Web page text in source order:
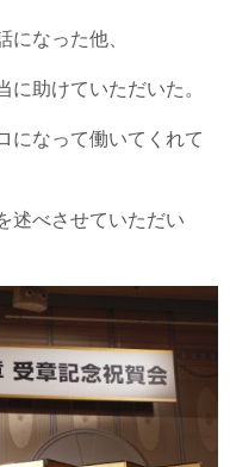
になった他、
助けていただいた。
になって働いてくれて
述べさせていただい